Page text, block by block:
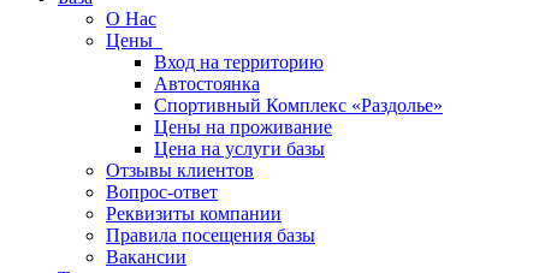
О Нас
Цены
Вход на территорию
Автостоянка
Спортивный Комплекс «Раздолье»
Цены на проживание
Цена на услуги базы
Отзывы клиентов
Вопрос-ответ
Реквизиты компании
Правила посещения базы
Вакансии